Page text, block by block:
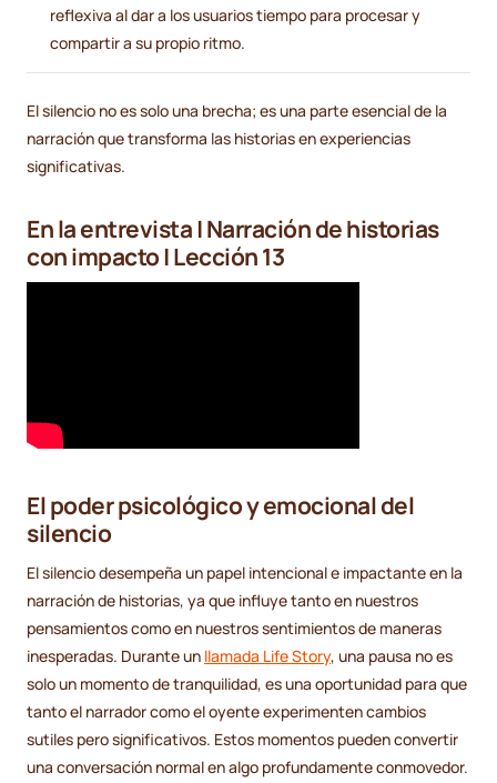
reflexiva al dar a los usuarios tiempo para procesar y
compartir a su propio ritmo.
El silencio no es solo una brecha; es una parte esencial de la
narración que transforma las historias en experiencias
significativas.
En la entrevista | Narración de historias
con impacto | Lección 13
El poder psicológico y emocional del
silencio
El silencio desempeña un papel intencional e impactante en la
narración de historias, ya que influye tanto en nuestros
pensamientos como en nuestros sentimientos de maneras
inesperadas. Durante un llamada Life Story, una pausa no es
solo un momento de tranquilidad, es una oportunidad para que
tanto el narrador como el oyente experimenten cambios
sutiles pero significativos. Estos momentos pueden convertir
una conversación normal en algo profundamente conmovedor.